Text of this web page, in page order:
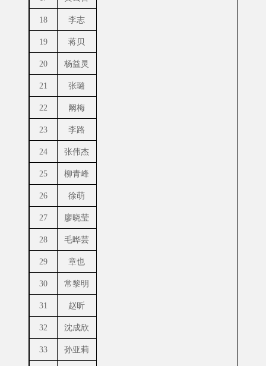
18 李志
19 蒋贝
20 杨益灵
21 张璐
22 阚梅
23 李路
24 张伟杰
25 柳青峰
26 徐萌
27 廖晓莹
28 毛晔芸
29 章也
30 常黎明
31 赵昕
32 沈成欣
33 孙亚莉